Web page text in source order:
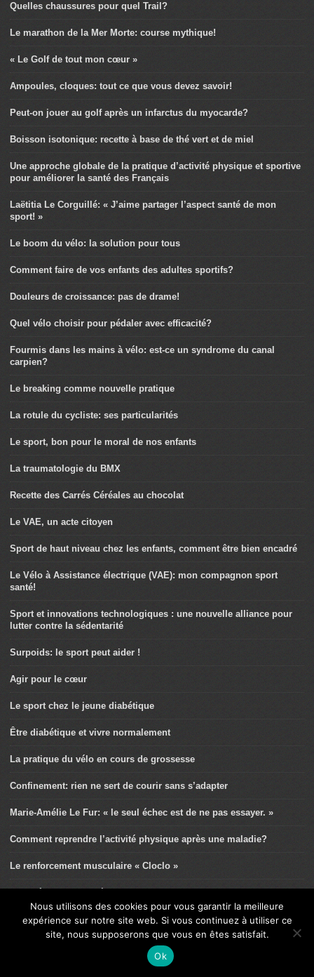
Quelles chaussures pour quel Trail?
Le marathon de la Mer Morte: course mythique!
« Le Golf de tout mon cœur »
Ampoules, cloques: tout ce que vous devez savoir!
Peut-on jouer au golf après un infarctus du myocarde?
Boisson isotonique: recette à base de thé vert et de miel
Une approche globale de la pratique d’activité physique et sportive
pour améliorer la santé des Français
Laëtitia Le Corguillé: « J’aime partager l’aspect santé de mon
sport! »
Le boom du vélo: la solution pour tous
Comment faire de vos enfants des adultes sportifs?
Douleurs de croissance: pas de drame!
Quel vélo choisir pour pédaler avec efficacité?
Fourmis dans les mains à vélo: est-ce un syndrome du canal
carpien?
Le breaking comme nouvelle pratique
La rotule du cycliste: ses particularités
Le sport, bon pour le moral de nos enfants
La traumatologie du BMX
Recette des Carrés Céréales au chocolat
Le VAE, un acte citoyen
Sport de haut niveau chez les enfants, comment être bien encadré
Le Vélo à Assistance électrique (VAE): mon compagnon sport
santé!
Sport et innovations technologiques : une nouvelle alliance pour
lutter contre la sédentarité
Surpoids: le sport peut aider !
Agir pour le cœur
Le sport chez le jeune diabétique
Être diabétique et vivre normalement
La pratique du vélo en cours de grossesse
Confinement: rien ne sert de courir sans s’adapter
Marie-Amélie Le Fur: « le seul échec est de ne pas essayer. »
Comment reprendre l’activité physique après une maladie?
Le renforcement musculaire « Cloclo »
Sport et asthme chez les jeunes: un duo gagnant!
Stop aux douleurs cervicales en vélo
Nous utilisons des cookies pour vous garantir la meilleure
expérience sur notre site web. Si vous continuez à utiliser ce
site, nous supposerons que vous en êtes satisfait.
Ok